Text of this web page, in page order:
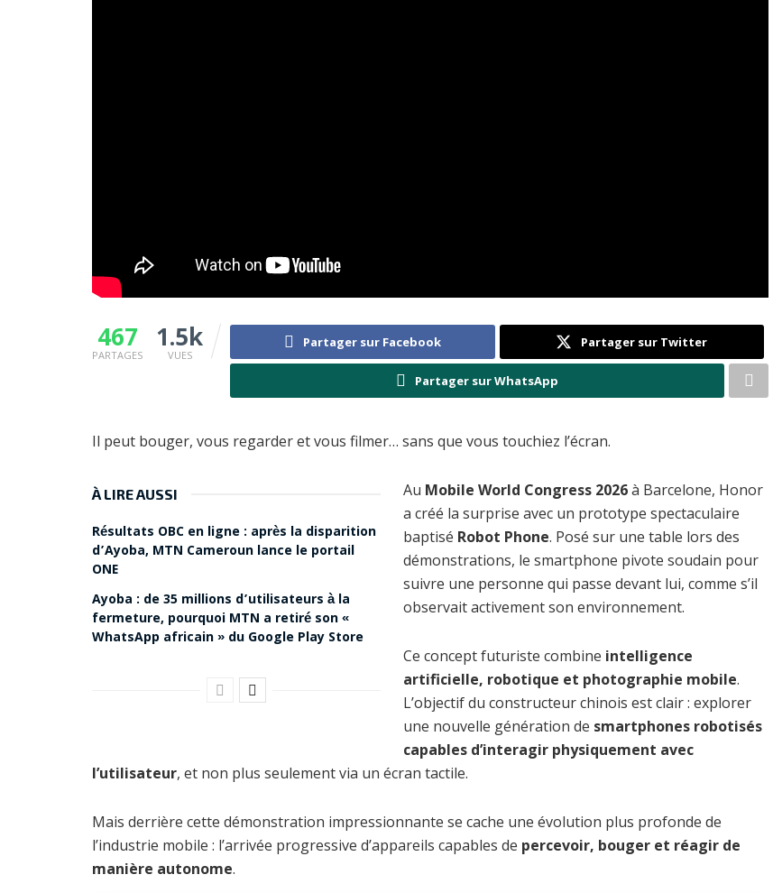
467
PARTAGES
1.5k
VUES
Partager sur Facebook Partager sur Twitter
Partager sur WhatsApp
Il peut bouger, vous regarder et vous filmer… sans que vous touchiez l’écran.
À LIRE AUSSI
Résultats OBC en ligne : après la disparition
d’Ayoba, MTN Cameroun lance le portail
ONE
Ayoba : de 35 millions d’utilisateurs à la
fermeture, pourquoi MTN a retiré son «
WhatsApp africain » du Google Play Store
Au Mobile World Congress 2026à Barcelone, Honor
a créé la surprise avec un prototype spectaculaire
baptisé Robot Phone. Posé sur une table lors des
démonstrations, le smartphone pivote soudain pour
suivre une personne qui passe devant lui, comme s’il
observait activement son environnement.
Ce concept futuriste combine intelligence
artificielle, robotique et photographie mobile.
L’objectif du constructeur chinois est clair : explorer
une nouvelle génération de smartphones robotisés
capables d’interagir physiquement avec
l’utilisateur, et non plus seulement via un écran tactile.
Mais derrière cette démonstration impressionnante se cache une évolution plus profonde de
l’industrie mobile : l’arrivée progressive d’appareils capables de percevoir, bouger et réagir de
manière autonome.